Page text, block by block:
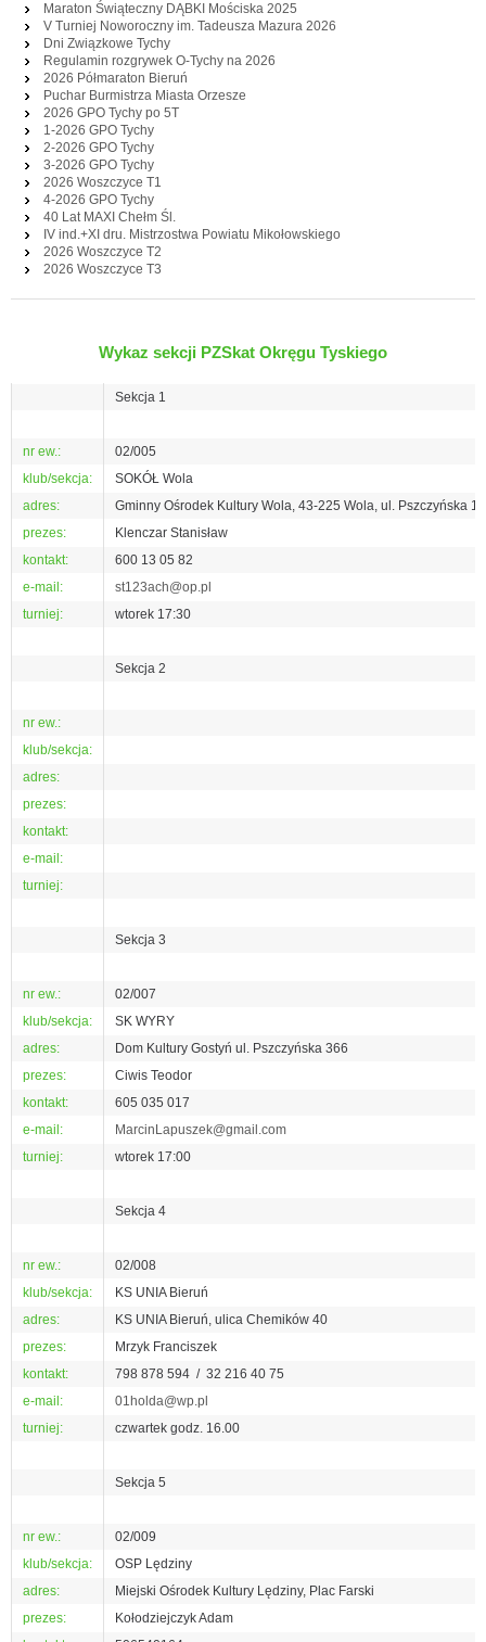
Maraton Świąteczny DĄBKI Mościska 2025
V Turniej Noworoczny im. Tadeusza Mazura 2026
Dni Związkowe Tychy
Regulamin rozgrywek O-Tychy na 2026
2026 Półmaraton Bieruń
Puchar Burmistrza Miasta Orzesze
2026 GPO Tychy po 5T
1-2026 GPO Tychy
2-2026 GPO Tychy
3-2026 GPO Tychy
2026 Woszczyce T1
4-2026 GPO Tychy
40 Lat MAXI Chełm Śl.
IV ind.+XI dru. Mistrzostwa Powiatu Mikołowskiego
2026 Woszczyce T2
2026 Woszczyce T3
Wykaz sekcji PZSkat Okręgu Tyskiego
Sekcja 1
nr ew.:
02/005
klub/sekcja:
SOKÓŁ Wola
adres:
Gminny Ośrodek Kultury Wola, 43-225 Wola, ul. Pszczyńska
prezes:
Klenczar Stanisław
kontakt:
600 13 05 82
e-mail:
st123ach@op.pl
turniej:
wtorek 17:30
Sekcja 2
nr ew.:
klub/sekcja:
adres:
prezes:
kontakt:
e-mail:
turniej:
Sekcja 3
nr ew.:
02/007
klub/sekcja:
SK WYRY
adres:
Dom Kultury Gostyń ul. Pszczyńska 366
prezes:
Ciwis Teodor
kontakt:
605 035 017
e-mail:
MarcinLapuszek@gmail.com
turniej:
wtorek 17:00
Sekcja 4
nr ew.:
02/008
klub/sekcja:
KS UNIA Bieruń
adres:
KS UNIA Bieruń, ulica Chemików 40
prezes:
Mrzyk Franciszek
kontakt:
798 878 594 / 32 216 40 75
e-mail:
01holda@wp.pl
turniej:
czwartek godz. 16.00
Sekcja 5
nr ew.:
02/009
klub/sekcja:
OSP Lędziny
adres:
Miejski Ośrodek Kultury Lędziny, Plac Farski
prezes:
Kołodziejczyk Adam